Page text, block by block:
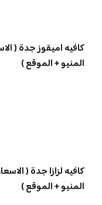
كافيه اميقوز جدة (
المنيو + الموقع )
كافيه لزازا جدة (
المنيو + الموقع )